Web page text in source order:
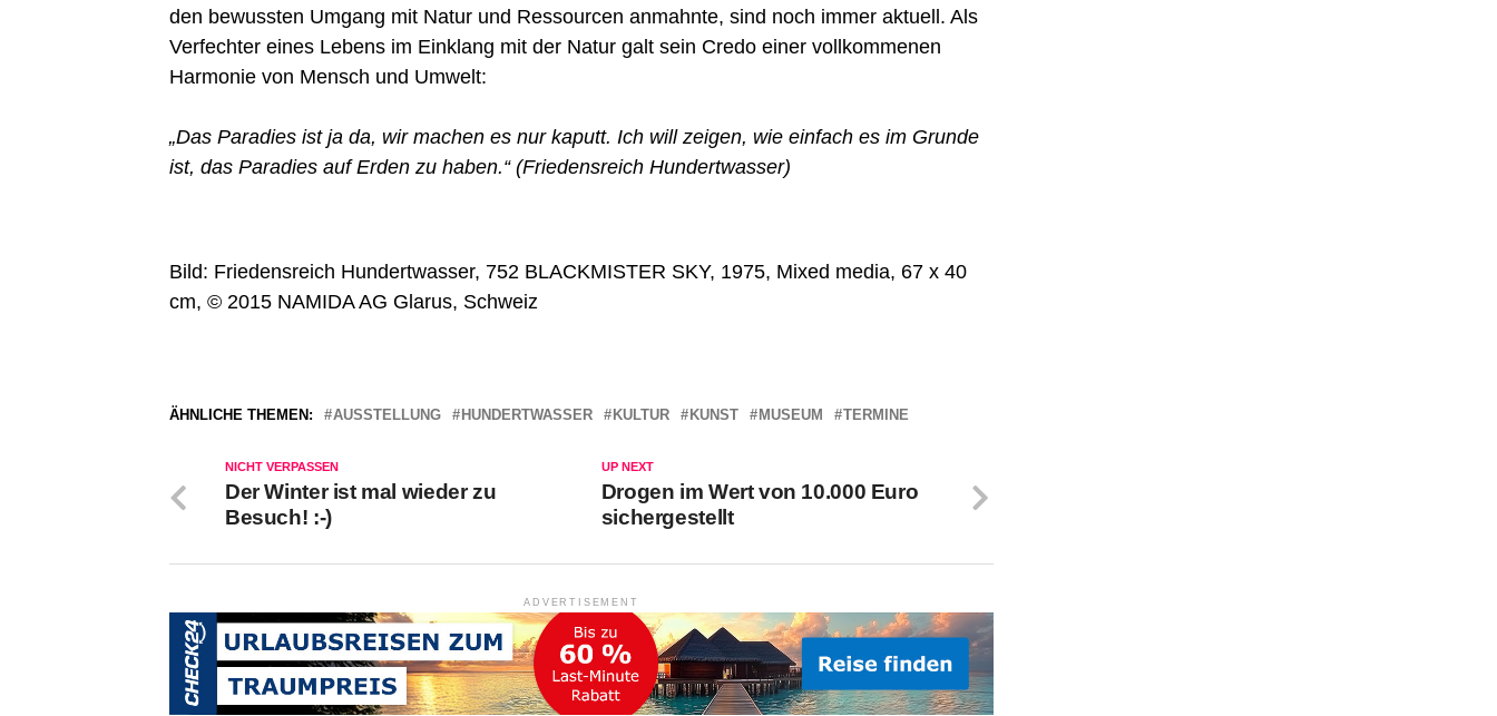
den bewussten Umgang mit Natur und Ressourcen anmahnte, sind noch immer aktuell. Als
Verfechter eines Lebens im Einklang mit der Natur galt sein Credo einer vollkommenen
Harmonie von Mensch und Umwelt:
„Das Paradies ist ja da, wir machen es nur kaputt. Ich will zeigen, wie einfach es im Grunde
ist, das Paradies auf Erden zu haben.“ (Friedensreich Hundertwasser)
Bild: Friedensreich Hundertwasser, 752 BLACKMISTER SKY, 1975, Mixed media, 67 x 40
cm, © 2015 NAMIDA AG Glarus, Schweiz
ÄHNLICHE THEMEN: AUSSTELLUNG HUNDERTWASSER KULTUR KUNST MUSEUM TERMINE
UP NEXT
Drogen im Wert von 10.000 Euro
sichergestellt
NICHT VERPASSEN
Der Winter ist mal wieder zu
Besuch! :-)
ADVERTISEMENT